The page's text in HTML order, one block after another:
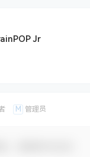
Jr
M 管理员